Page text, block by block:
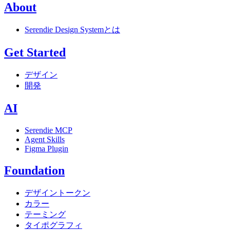
About
Serendie Design Systemとは
Get Started
デザイン
開発
AI
Serendie MCP
Agent Skills
Figma Plugin
Foundation
デザイントークン
カラー
テーミング
タイポグラフィ